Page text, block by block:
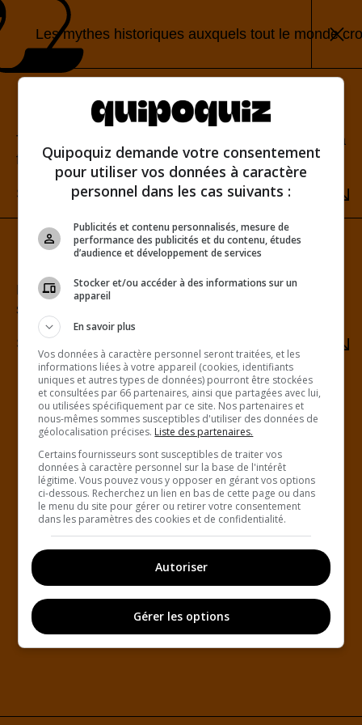
Les mythes historiques auxquels tout le monde
Mode classique
Teste tes connaissances et découvre ton score à la
fin.
SÉLECTIONNER
Mode rafale
Relève le défi du score parfait. Une seule erreur te
sera fatale!
SÉLECTIONNER
Quipoquiz demande votre consentement
pour utiliser vos données à caractère
personnel dans les cas suivants :
Publicités et contenu personnalisés, mesure de
performance des publicités et du contenu, études
d’audience et développement de services
Stocker et/ou accéder à des informations sur un
appareil
En savoir plus
Vos données à caractère personnel seront traitées, et les
informations liées à votre appareil (cookies, identifiants
uniques et autres types de données) pourront être stockées
et consultées par 66 partenaires, ainsi que partagées avec lui,
ou utilisées spécifiquement par ce site. Nos partenaires et
nous-mêmes sommes susceptibles d'utiliser des données de
géolocalisation précises. Liste des partenaires.
Certains fournisseurs sont susceptibles de traiter vos
données à caractère personnel sur la base de l'intérêt
légitime. Vous pouvez vous y opposer en gérant vos options
ci-dessous. Recherchez un lien en bas de cette page ou dans
le menu du site pour gérer ou retirer votre consentement
dans les paramètres des cookies et de confidentialité.
Autoriser
Gérer les options